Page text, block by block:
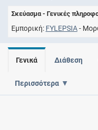
Σκεύασμα - Γενικές
Εμπορική FYLEPSIA
Γενικά Διάθεση
Περισσότερα